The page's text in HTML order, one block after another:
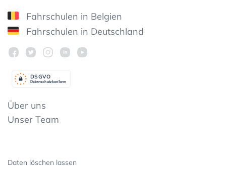
Fahrschulen in Belgien
Fahrschulen in Deutschland
Datenschutzkonform
DSGVO
Über uns
Unser Team
Daten löschen lassen